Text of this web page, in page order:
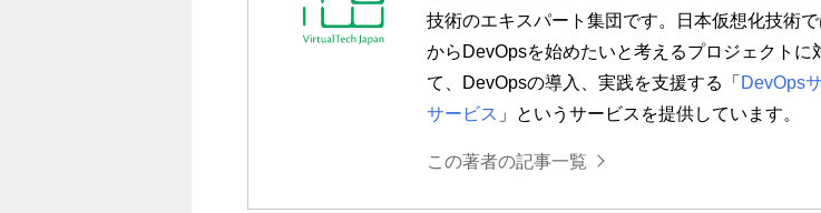
技術のエキスパート集団です。日本仮想化技術
から DevOpsを始めたいと考えるプロジェクトに
て、
DevOpsの導入、実践を支援する「 DevOps
サービス 」というサービスを提供しています。
この著者の記事一覧